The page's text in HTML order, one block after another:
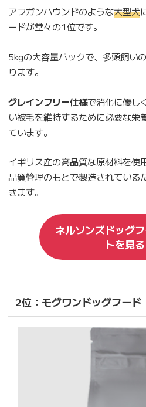
アフガンハウンドのような大型犬
ードが堂々の1位です。
5kgの大容量パックで、多頭飼い
ります。
グレインフリー仕様で消化に優し
い被毛を維持するために必要な栄
ています。
イギリス産の高品質な原材料を使
品質管理のもとで製造されている
きます。
ネルソンズドッグ
トを見る
2位：モグワンドッグフード